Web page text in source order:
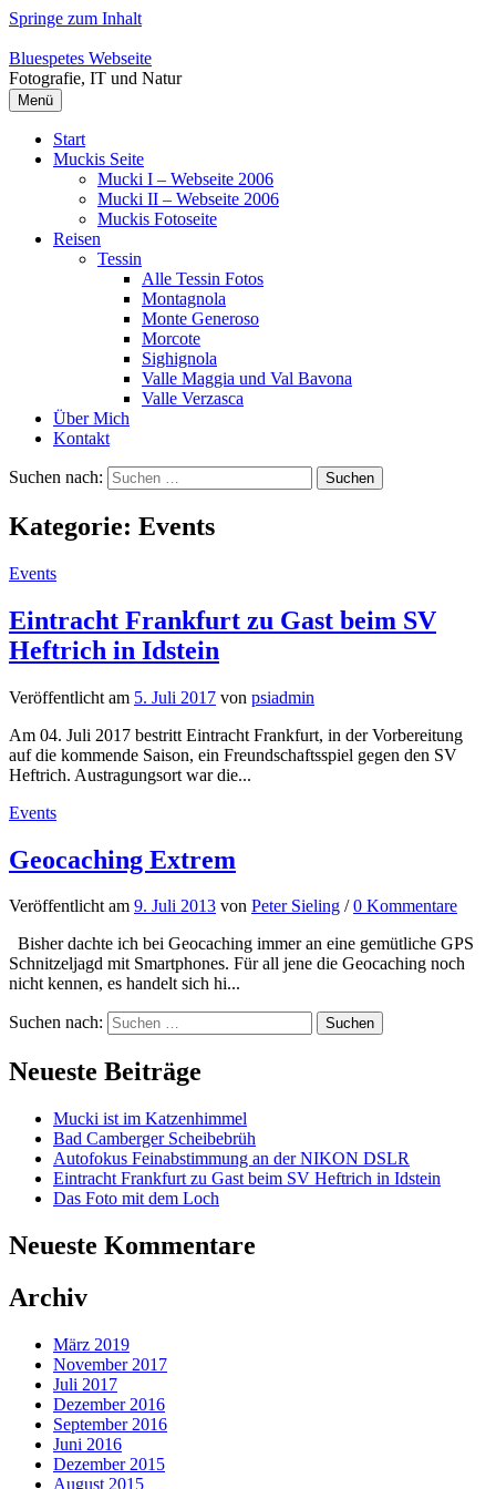
Springe zum Inhalt
Bluespetes Webseite
Fotografie, IT und Natur
Menü
Start
Muckis Seite
Mucki I – Webseite 2006
Mucki II – Webseite 2006
Muckis Fotoseite
Reisen
Tessin
Alle Tessin Fotos
Montagnola
Monte Generoso
Morcote
Sighignola
Valle Maggia und Val Bavona
Valle Verzasca
Über Mich
Kontakt
Suchen nach:
Kategorie: Events
Events
Eintracht Frankfurt zu Gast beim SV
Heftrich in Idstein
Veröffentlicht am 5. Juli 2017 von psiadmin
Am 04. Juli 2017 bestritt Eintracht Frankfurt, in der Vorbereitung
auf die kommende Saison, ein Freundschaftsspiel gegen den SV
Heftrich. Austragungsort war die...
Events
Geocaching Extrem
Veröffentlichtam 9. Juli 2013 von Peter Sieling /0 Kommentare
Bisher dachte ich bei Geocaching immer an eine gemütliche GPS
Schnitzeljagd mit Smartphones. Für all jene die Geocaching noch
nicht kennen, es handelt sich hi...
Suchen nach:
Neueste Beiträge
Mucki ist im Katzenhimmel
Bad Camberger Scheibebrüh
Autofokus Feinabstimmung an der NIKON DSLR
Eintracht Frankfurt zu Gast beim SV Heftrich in Idstein
Das Foto mit dem Loch
Neueste Kommentare
Archiv
März 2019
November 2017
Juli 2017
Dezember 2016
September 2016
Juni 2016
Dezember 2015
August 2015